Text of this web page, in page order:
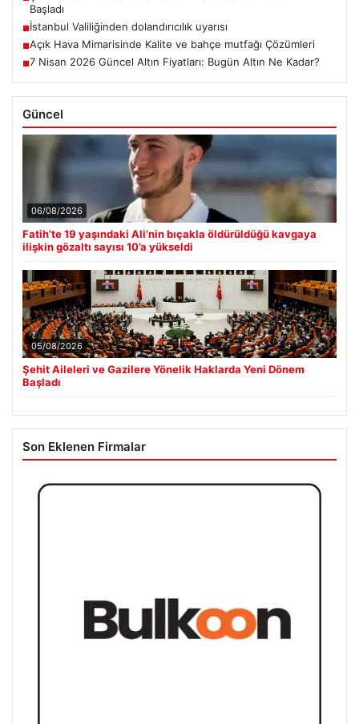
Başladı
■İstanbul Valiliğinden dolandırıcılık uyarısı
■Açık Hava Mimarisinde Kalite ve bahçe mutfağı Çözümleri
■7 Nisan 2026 Güncel Altın Fiyatları: Bugün Altın Ne Kadar?
Güncel
06/08/2026
Fatih’te 19 yaşındaki Ali’nin bıçakla öldürüldüğü kavgaya
ilişkin gözaltı sayısı 10’a yükseldi
05/08/2026
Şehit Aileleri ve Gazilere Yönelik Haklarda Yeni Dönem
Başladı
Son Eklenen Firmalar